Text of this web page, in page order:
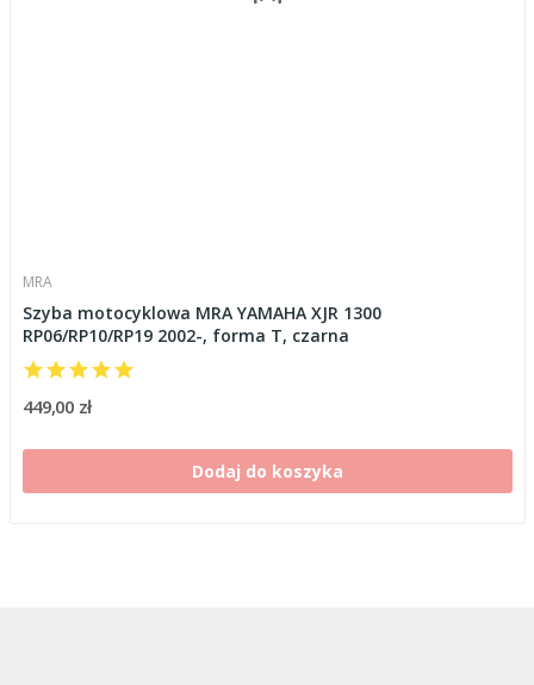
MRA
Szyba motocyklowa MRA YAMAHA XJR 1300
RP06/RP10/RP19 2002-, forma T, czarna
449,00 zł
Dodaj do koszyka